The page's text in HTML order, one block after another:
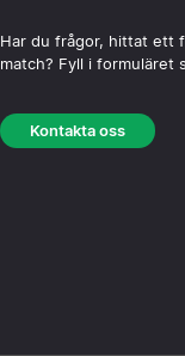
Har du frågor, hittat ett
match? Fyll i formuläret
Kontakta oss